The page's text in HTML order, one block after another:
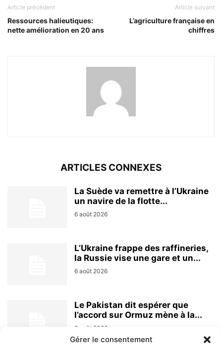
Gérer le consentement
Article précédent
Ressources halieutiques:
nette amélioration en 20 ans
Article suivant
L’agriculture française en
chiffres
ARTICLES CONNEXES
La Suède va remettre à l’Ukraine
un navire de la flotte...
6 août 2026
L’Ukraine frappe des raffineries,
la Russie vise une gare et un...
6 août 2026
Le Pakistan dit espérer que
l’accord sur Ormuz mène à la...
6 août 2026